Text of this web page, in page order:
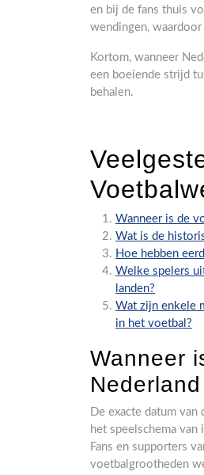
en bij de fans thuis
wendingen,
Kortom, wanneer
een boeiende strijd
behalen.
Wanneer is de
Wat is de
Hoe hebben
Welke spelers
landen?
Wat zijn enkele
in het voetbal?
Wanneer
De exacte datum
het speelschema
Fans en supporters
voetbalgrootheden